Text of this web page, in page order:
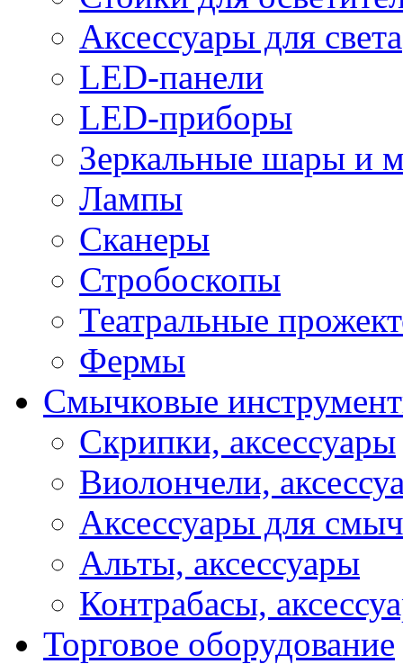
Аксессуары для света
LED-панели
LED-приборы
Зеркальные шары и
Лампы
Сканеры
Стробоскопы
Театральные
Фермы
Смычковые
Скрипки, аксессуары
Виолончели,
Аксессуары для
Альты, аксессуары
Контрабасы,
Торговое оборудование